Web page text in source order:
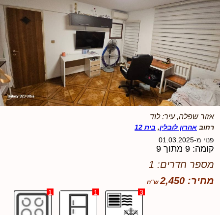
אזור שפלה, עיר: לוד
רחוב אהרון לובלין, בית 12
פנוי מ-01.03.2025
קומה: 9 מתוך 9
מספר חדרים: 1
מחיר: 2,450
3
1
1